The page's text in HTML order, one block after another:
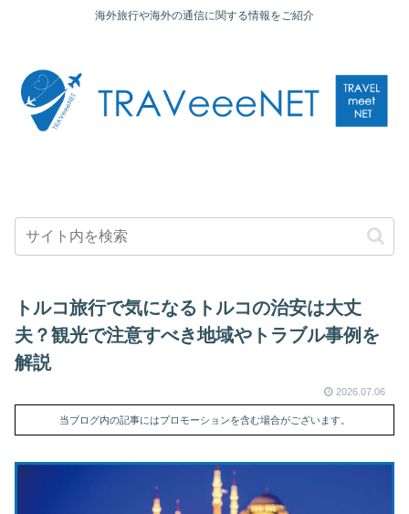
海外旅行や海外の通信に関する情報をご紹介
トルコ旅行で気になるトルコの治安は大丈
夫？観光で注意すべき地域やトラブル事例を
解説
2026.07.06
当ブログ内の記事にはプロモーションを含む場合がございます。